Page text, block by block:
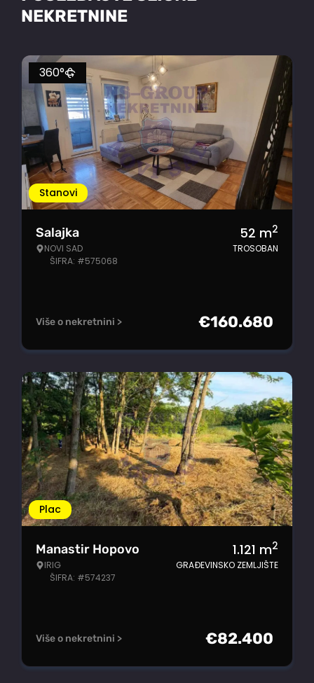
NEKRETNINE
Stanovi
360°
Salajka
NOVI SAD
ŠIFRA: #575068
52 m2
TROSOBAN
Više o nekretnini > €160.680
Plac
Manastir Hopovo
IRIG
ŠIFRA: #574237
1.121 m2
GRAĐEVINSKO ZEMLJIŠTE
Više o nekretnini > €82.400